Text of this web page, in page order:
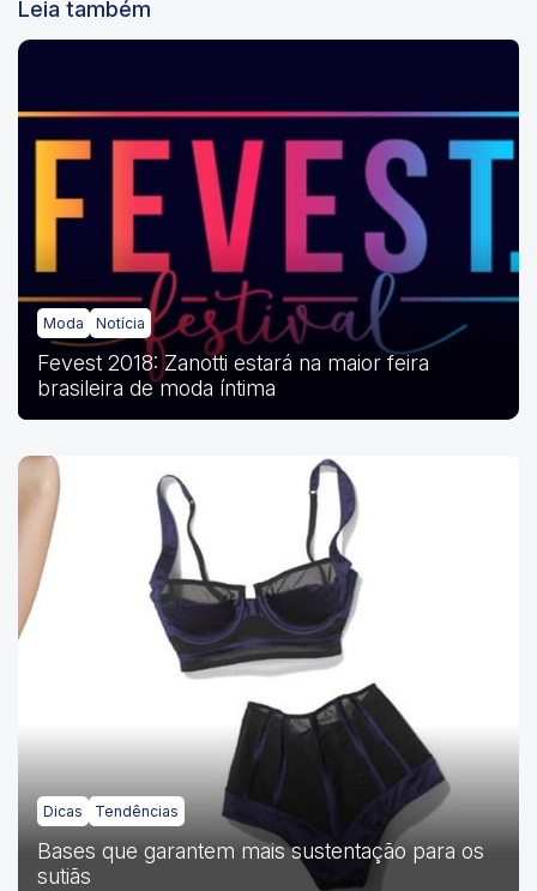
Leia também
Moda Notícia
Fevest 2018: Zanotti estará na maior feira
brasileira de moda íntima
Dicas Tendências
Bases que garantem mais sustentação para os
sutiãs